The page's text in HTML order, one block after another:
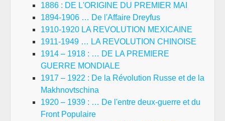
1886 : DE L'ORIGINE DU PREMIER MAI
1894-1906 … De l'Affaire Dreyfus
1910-1920 LA REVOLUTION MEXICAINE
1911-1949 … LA REVOLUTION CHINOISE
1914 – 1918 : … DE LA PREMIERE
GUERRE MONDIALE
1917 – 1922 : De la Révolution Russe et de la
Makhnovtschina
1920 – 1939 : … De l'entre deux-guerre et du
Front Populaire